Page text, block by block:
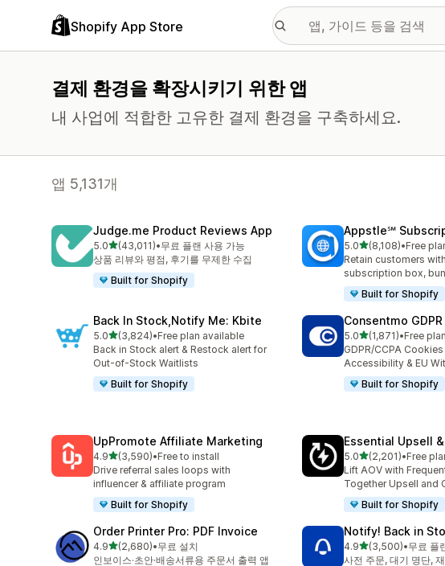
Shopify App Store
결제 환경을 확장시키기 위한 앱
내 사업에 적합한 고유한 결제 환경을 구축하세요.
앱 5,131개
Judge.me Product Reviews App
5.0별 5개 중
(43,011)
총 리뷰 43011개
•무료 플랜 사용 가능
상품 리뷰와 평점, 후기를 무제한 수집
Built for Shopify
Appstle℠
5.0별 5개 중
(8,108)
총 리뷰 8108개
•Free
Retain customers
subscription box,
Built for Shopify
Back In Stock,Notify Me: Kbite
5.0별 5개 중
(3,824)
총 리뷰 3824개
•Free plan available
Back in Stock alert & Restock alert for
Out-of-Stock Waitlists
Built for Shopify
Consentmo
5.0별 5개 중
(1,871)
총 리뷰 1871개
•Free
GDPR/CCPA
Accessibility & EU
Built for Shopify
UpPromote Affiliate Marketing
4.9별 5개 중
(3,590)
총 리뷰 3590개
•Free to install
Drive referral sales loops with
influencer & affiliate program
Built for Shopify
Essential Upsell
5.0별 5개 중
(2,201)
총 리뷰 2201개
•Free
Lift AOV with
Together Upsell and
Built for Shopify
Order Printer Pro: PDF Invoice
4.9별 5개 중
(2,680)
총 리뷰 2680개
•무료 설치
인보이스·초안·배송서류용 주문서 출력 앱
Notify! Back in
4.9별 5개 중
(3,500)
총 리뷰 3500개
•무료 플
사전 주문, 대기 명단,